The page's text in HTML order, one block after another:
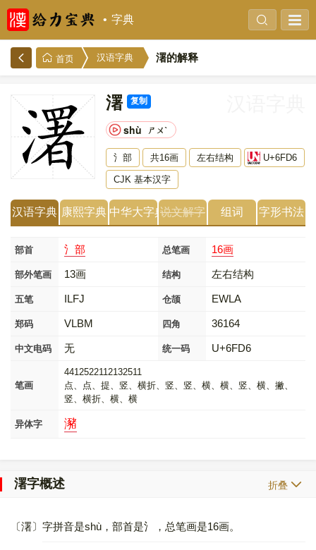
字典
首页 汉语字典 濖的解释
濖 复制
shù ㄕㄨˋ
氵部 共16画 左右结构 U+6FD6
CJK 基本汉字
汉语字典 康熙字典 中华大字典说文解字 组词 字形书法
部首 氵部 总笔画 16画
部外笔画 13画 结构 左右结构
五笔 ILFJ 仓颉 EWLA
郑码 VLBM 四角 36164
中文电码 无 统一码 U+6FD6
笔画
4412522112132511
点、点、提、竖、横折、竖、竖、横、横、竖、横、撇、
竖、横折、横、横
异体字 瀦
濖字概述 折叠
〔濖〕字拼音是shù，部首是氵，总笔画是16画。